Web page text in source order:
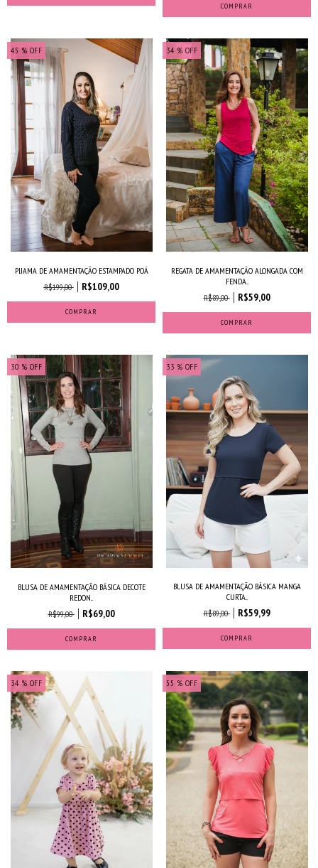
COMPRAR
45 % OFF
PIJAMA DE AMAMENTAÇÃO ESTAMPADO POÁ
R$199,00
R$109,00
COMPRAR
34 % OFF
REGATA DE AMAMENTAÇÃO ALONGADA COM
FENDA...
R$89,00
R$59,00
COMPRAR
30 % OFF
BLUSA DE AMAMENTAÇÃO BÁSICA DECOTE
REDON...
R$99,00
R$69,00
COMPRAR
33 % OFF
BLUSA DE AMAMENTAÇÃO BÁSICA MANGA
CURTA...
R$89,00
R$59,99
COMPRAR
34 % OFF 55 % OFF